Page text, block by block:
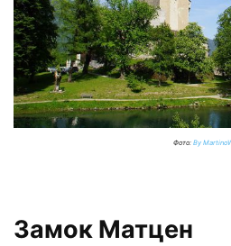
Фото: By
Замок Матцен